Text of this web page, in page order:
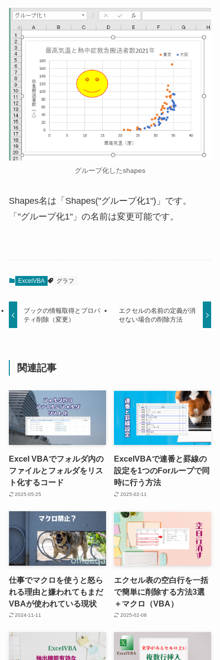
グループ化したshapes
Shapes名は「Shapes("グループ化1")」です。
「"グループ化1"」の名前は変更可能です。
ExcelVBA グラフ
ブックの情報取得とプロパ
ティ削除（変更）
エクセルの名前の定義が消
せない場合の削除方法
関連記事
Excel VBAでフォルダ内の
ファイルとフォルダをリス
ト化するコード
2025-05-25
ExcelVBAで連番と罫線の
設定を1つのForループで同
時に行う方法
2025-02-11
仕事でマクロを使うと怒ら
れる理由と嫌われてもまだ
VBAが使われている現状
2024-11-11
エクセル表の空白行を一括
で簡単に削除する方法3選
＋マクロ（VBA）
2025-02-08